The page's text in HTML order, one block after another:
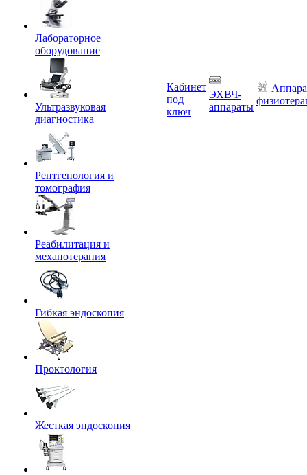
Лабораторное
оборудование
Ультразвуковая
диагностика
Рентгенология и
томография
Реабилитация и
механотерапия
Гибкая эндоскопия
Проктология
Жесткая эндоскопия
Кабинет
под
ключ
ЭХВЧ-
аппараты